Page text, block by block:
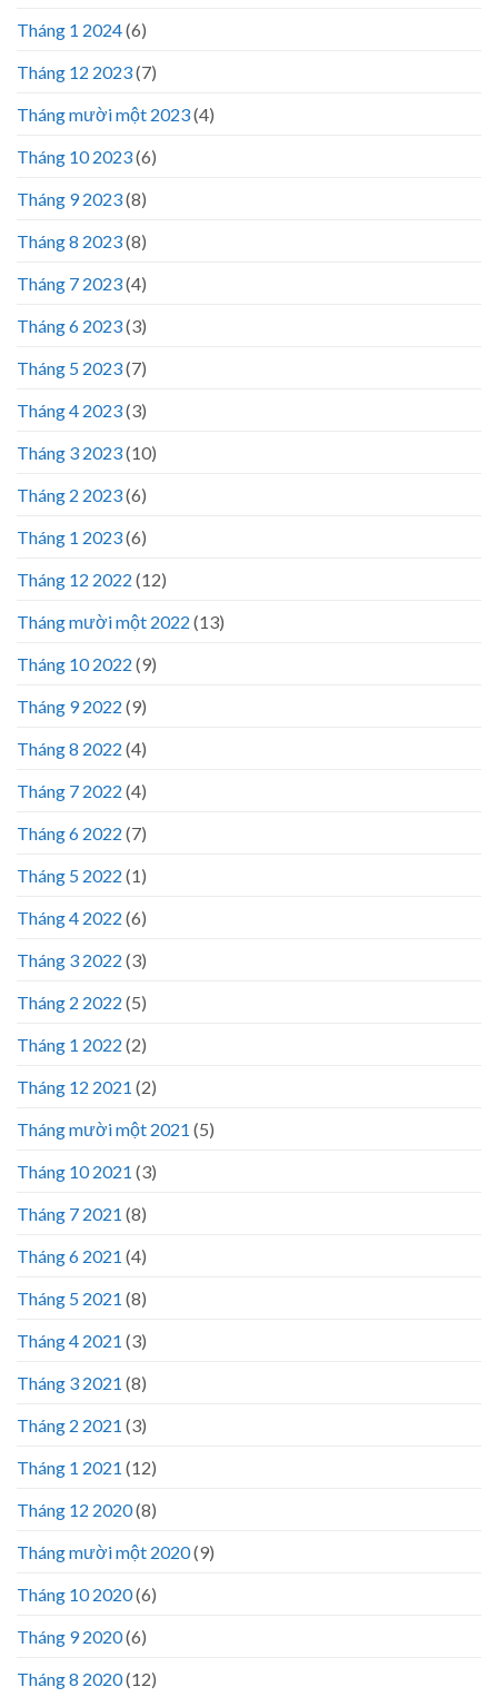
Tháng 1 2024(6)
Tháng 12 2023(7)
Tháng mười một 2023(4)
Tháng 10 2023(6)
Tháng 9 2023(8)
Tháng 8 2023(8)
Tháng 7 2023(4)
Tháng 6 2023(3)
Tháng 5 2023(7)
Tháng 4 2023(3)
Tháng 3 2023(10)
Tháng 2 2023(6)
Tháng 1 2023(6)
Tháng 12 2022 (12)
Tháng mười một 2022 (13)
Tháng 10 2022 (9)
Tháng 9 2022 (9)
Tháng 8 2022 (4)
Tháng 7 2022 (4)
Tháng 6 2022 (7)
Tháng 5 2022 (1)
Tháng 4 2022 (6)
Tháng 3 2022 (3)
Tháng 2 2022 (5)
Tháng 1 2022 (2)
Tháng 12 2021 (2)
Tháng mười một 2021 (5)
Tháng 10 2021 (3)
Tháng 7 2021 (8)
Tháng 6 2021 (4)
Tháng 5 2021 (8)
Tháng 4 2021 (3)
Tháng 3 2021 (8)
Tháng 2 2021 (3)
Tháng 1 2021 (12)
Tháng 12 2020(8)
Tháng mười một 2020(9)
Tháng 10 2020(6)
Tháng 9 2020(6)
Tháng 8 2020(12)